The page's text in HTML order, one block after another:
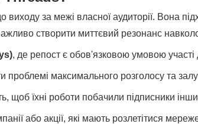
за межі власної аудиторії. Вона
створити миттєвий резонанс
, де репост є обов'язковою умовою участі
проблемі максимального розголосу та
щоб їхні роботи побачили підписники
або акції, які мають розлетітися